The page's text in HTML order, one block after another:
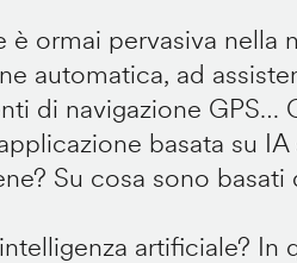
è ormai pervasiva nella
automatica, ad
di navigazione GPS…
basata su IA
Su cosa sono basati
artificiale? In